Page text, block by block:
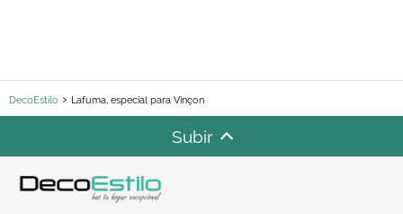
DecoEstilo Lafuma, especial para Vinçon
Subir